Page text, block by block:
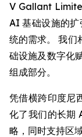
V Gallant
AI 基础设施的
统的需求。 我们
础设施及数字化
组成部分。
凭借横跨印度尼
化了我们的长期
略，同时支持区